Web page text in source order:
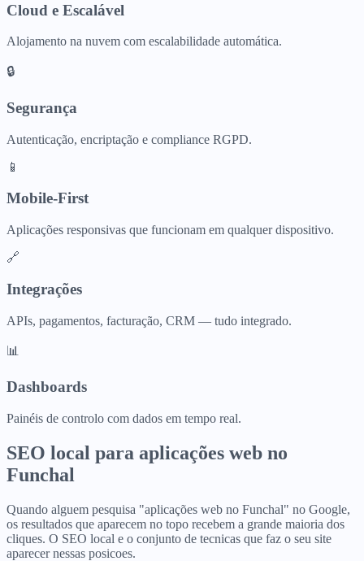
Cloud e Escalável
Alojamento na nuvem com escalabilidade automática.
🔒
Segurança
Autenticação, encriptação e compliance RGPD.
📱
Mobile-First
Aplicações responsivas que funcionam em qualquer dispositivo.
🔗
Integrações
APIs, pagamentos, facturação, CRM — tudo integrado.
📊
Dashboards
Painéis de controlo com dados em tempo real.
SEO local para aplicações web no
Funchal
Quando alguem pesquisa "aplicações web no Funchal" no Google,
os resultados que aparecem no topo recebem a grande maioria dos
cliques. O SEO local e o conjunto de tecnicas que faz o seu site
aparecer nessas posicoes.